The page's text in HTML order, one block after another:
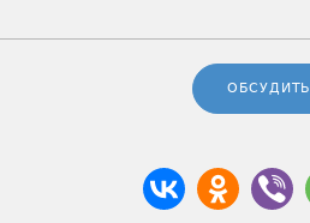
ОБСУДИТЬ